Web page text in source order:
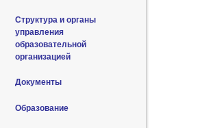
Структура и органы
управления
образовательной
организацией
Документы
Образование